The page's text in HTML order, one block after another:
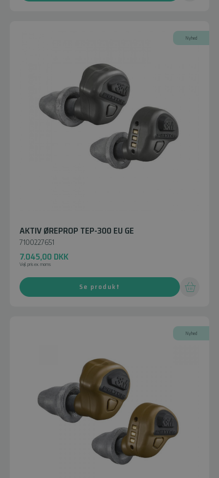
Nyhed
AKTIV ØREPROP TEP-300 EU GE
7100227651
7.045,00 DKK
Vejl. pris ex. moms
Se produkt
Nyhed